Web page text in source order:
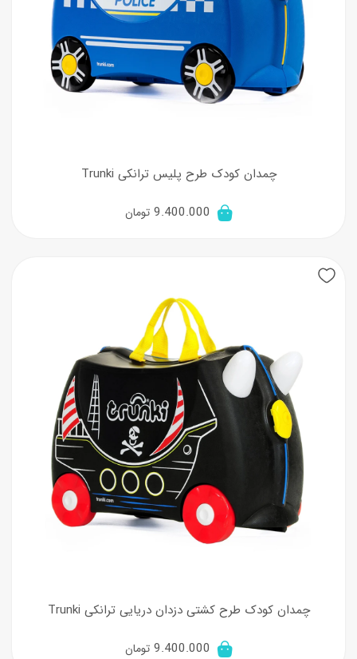
چمدان کودک طرح پلیس ترانکی Trunki
9.400.000 تومان
چمدان کودک طرح کشتی دزدان دریایی ترانکی Trunki
9.400.000 تومان